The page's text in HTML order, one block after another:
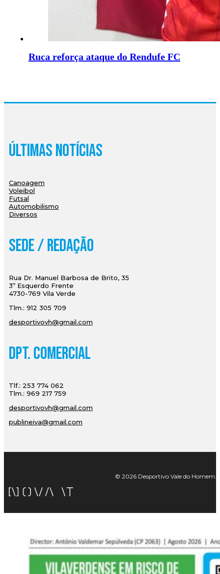
Ruca reforça ataque do Rendufe FC
Últimas Notícias
Canoagem
Voleibol
Futsal
Automobilismo
Diversos
Sede / Redação
Rua Dr. Manuel Barbosa de Brito, 35
3º Esquerdo Frente
4730-769 Vila Verde
Tlm.: 912 305 709
desportivovh@gmail.com
Dpt. Comercial
Tlf.: 253 774 062
Tlm.: 969 217 759
desportivovh@gmail.com
publineiva@gmail.com
© 2026 Desportivo Vale do Homem.